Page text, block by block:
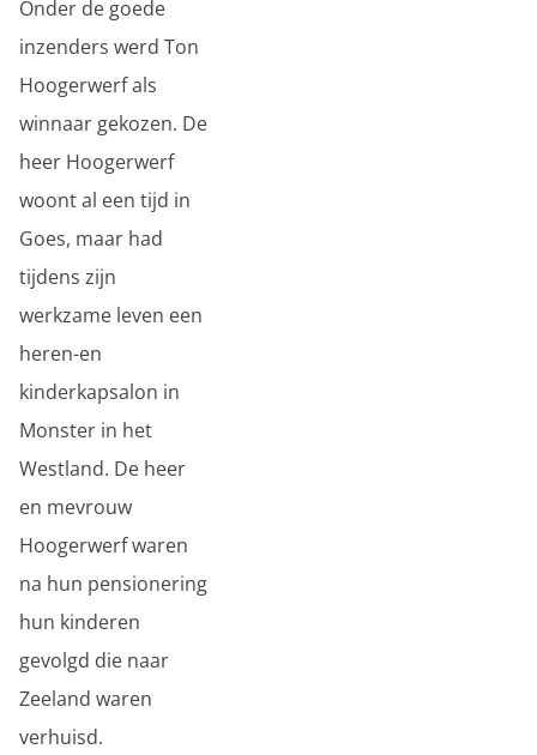
Onder de goede
inzenders werd Ton
Hoogerwerf als
winnaar gekozen. De
heer Hoogerwerf
woont al een tijd in
Goes, maar had
tijdens zijn
werkzame leven een
heren-en
kinderkapsalon in
Monster in het
Westland. De heer
en mevrouw
Hoogerwerf waren
na hun pensionering
hun kinderen
gevolgd die naar
Zeeland waren
verhuisd.